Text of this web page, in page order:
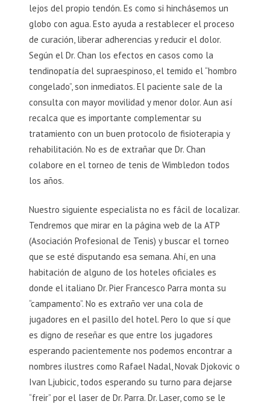
lejos del propio tendón. Es como si hinchásemos un
globo con agua. Esto ayuda a restablecer el proceso
de curación, liberar adherencias y reducir el dolor.
Según el Dr. Chan los efectos en casos como la
tendinopatía del supraespinoso, el temido el “hombro
congelado”, son inmediatos. El paciente sale de la
consulta con mayor movilidad y menor dolor. Aun así
recalca que es importante complementar su
tratamiento con un buen protocolo de fisioterapia y
rehabilitación. No es de extrañar que Dr. Chan
colabore en el torneo de tenis de Wimbledon todos
los años.
Nuestro siguiente especialista no es fácil de localizar.
Tendremos que mirar en la página web de la ATP
(Asociación Profesional de Tenis) y buscar el torneo
que se esté disputando esa semana. Ahí, en una
habitación de alguno de los hoteles oficiales es
donde el italiano Dr. Pier Francesco Parra monta su
“campamento”. No es extraño ver una cola de
jugadores en el pasillo del hotel. Pero lo que sí que
es digno de reseñar es que entre los jugadores
esperando pacientemente nos podemos encontrar a
nombres ilustres como Rafael Nadal, Novak Djokovic o
Ivan Ljubicic, todos esperando su turno para dejarse
“freir” por el laser de Dr. Parra. Dr. Laser, como se le